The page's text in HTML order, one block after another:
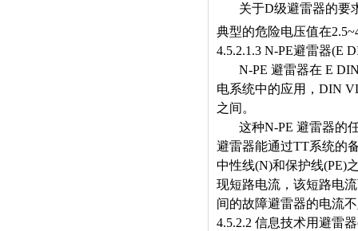
关于D级避雷器的要
典型的危险电压值在
4.5.2.1.3 N-PE避雷器(E
N-PE 避雷器在 E
电系统中的应用， DIN
之间。
这种N-PE 避雷器的
避雷器能通过TT系统的
中性线(N)和保护线(PE)
现短路电流，该短路电
间的故障避雷器的电流
4.5.2.2 信息技术用避雷器